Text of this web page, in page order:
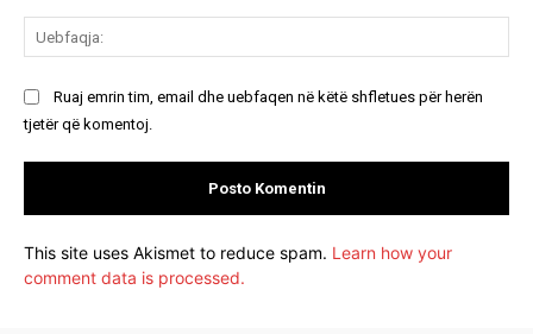
Ruaj emrin tim, email dhe uebfaqen në këtë shfletues për herën
tjetër që komentoj.
This site uses Akismet to reduce spam. Learn how your
comment data is processed.